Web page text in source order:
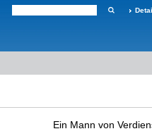
Ein Mann von